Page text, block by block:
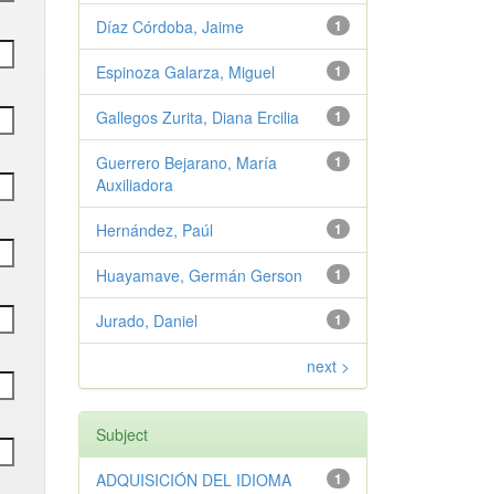
1
Díaz Córdoba, Jaime
1
Espinoza Galarza, Miguel
1
Gallegos Zurita, Diana Ercilia
1
Guerrero Bejarano, María
Auxiliadora
1
Hernández, Paúl
1
Huayamave, Germán Gerson
1
Jurado, Daniel
next >
Subject
1
ADQUISICIÓN DEL IDIOMA